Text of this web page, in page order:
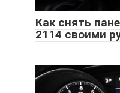
Как снять
2114 своими